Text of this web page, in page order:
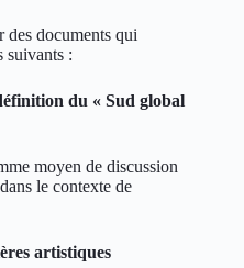
des documents qui
suivants :
du « Sud global
moyen de discussion
le contexte de
artistiques